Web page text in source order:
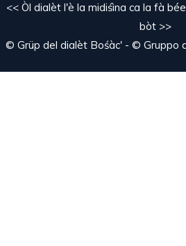
<< Òl dialèt l'è la midiśìna ca la fà
bòt >>
© Grüp del dialèt Bośàc' - © Gruppo